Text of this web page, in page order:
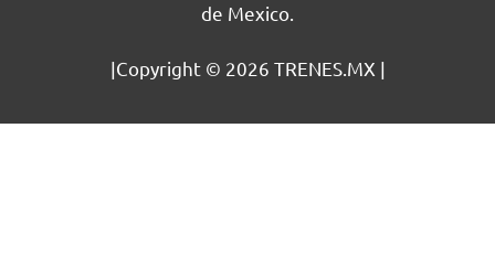
de Mexico.
|Copyright © 2026 TRENES.MX |